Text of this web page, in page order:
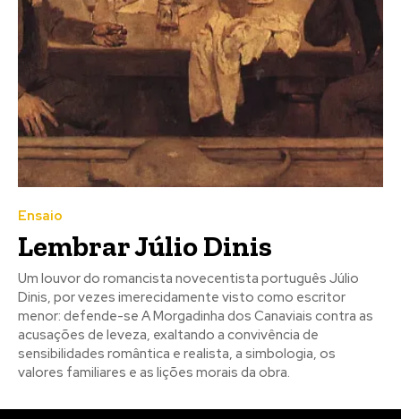
no seu email os artigos do mês transacto, ilustrações e
novidades.Insira o seu endereço de email e clique para
subscrever:
no seu email os artigos do mês transacto, ilustrações e
novidades.Insira o seu endereço de email e clique para
subscrever:
Ensaio
Lembrar Júlio Dinis
Um louvor do romancista novecentista português Júlio
Dinis, por vezes imerecidamente visto como escritor
menor: defende-se A Morgadinha dos Canaviais contra as
acusações de leveza, exaltando a convivência de
sensibilidades romântica e realista, a simbologia, os
valores familiares e as lições morais da obra.